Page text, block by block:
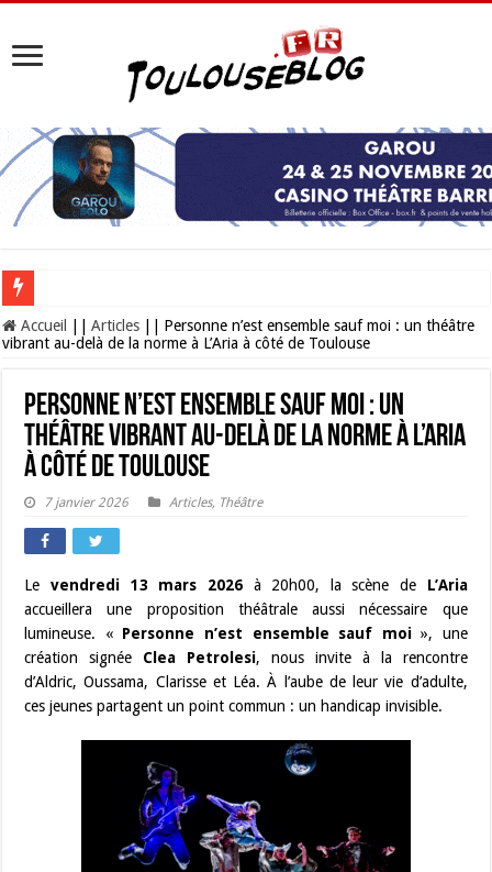
Les Nocturnes de la Cité de l’espace 2026 : l’événement incontournable de
Accueil Articles
Personne n’est ensemble sauf moi : un théâtre
vibrant au-delà de la norme à L’Aria à côté de Toulouse
Personne n’est ensemble sauf moi : un
théâtre vibrant au-delà de la norme à L’Aria
à côté de Toulouse
7 janvier 2026 Articles, Théâtre
Le vendredi 13 mars 2026à 20h00, la scène de L’Aria
accueillera une proposition théâtrale aussi nécessaire que
lumineuse. « Personne n’est ensemble sauf moi», une
création signée Clea Petrolesi, nous invite à la rencontre
d’Aldric, Oussama, Clarisse et Léa. À l’aube de leur vie d’adulte,
ces jeunes partagent un point commun : un handicap invisible.